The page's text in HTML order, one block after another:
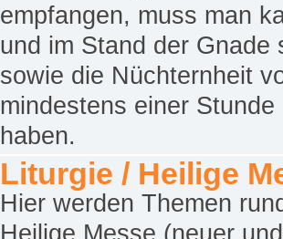
empfangen, muss man
und im Stand der Gnade
sowie die Nüchternheit
mindestens einer Stunde
haben.
Liturgie / Heilige
Hier werden Themen
Heilige Messe (neuer